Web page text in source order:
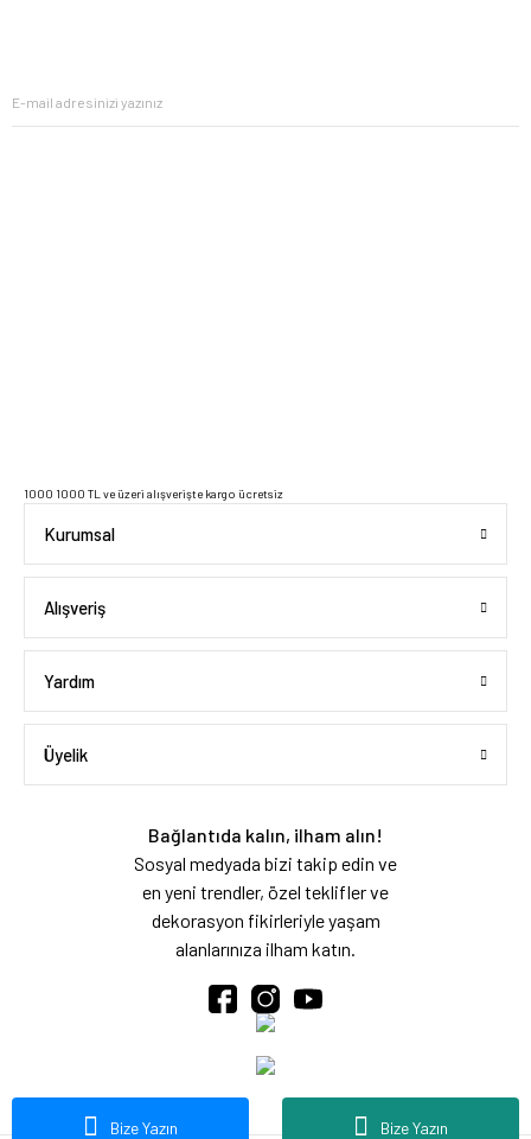
Bize Yazın
Bize Yazın
1000 1000 TL ve üzeri alışverişte kargo ücretsiz
Kurumsal
Alışveriş
Yardım
Üyelik
Bağlantıda kalın, ilham alın!
Sosyal medyada bizi takip edin ve
en yeni trendler, özel teklifler ve
dekorasyon fikirleriyle yaşam
alanlarınıza ilham katın.